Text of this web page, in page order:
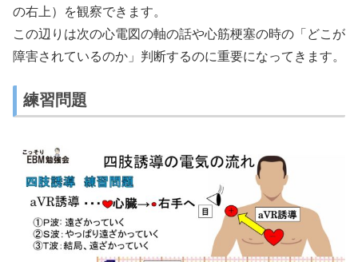
の右上）を観察できます。
この辺りは次の心電図の軸の話や心筋梗塞の時の「どこが
障害されているのか」判断するのに重要になってきます。
練習問題